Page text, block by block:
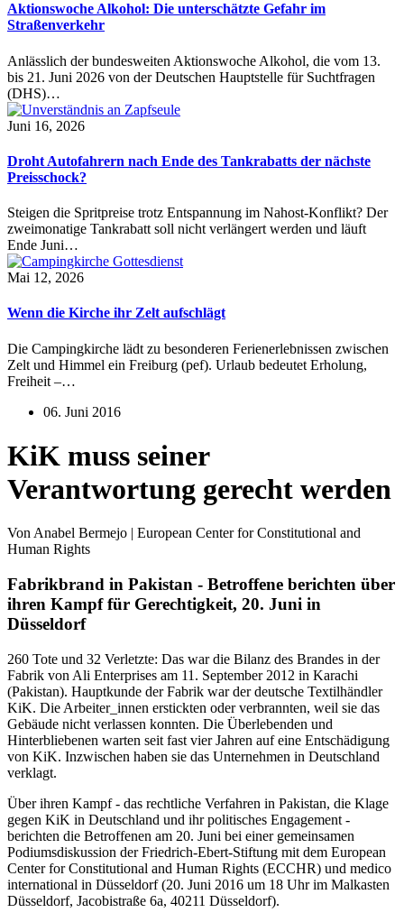
Aktionswoche Alkohol: Die unterschätzte Gefahr im
Straßenverkehr
Anlässlich der bundesweiten Aktionswoche Alkohol, die vom 13.
bis 21. Juni 2026 von der Deutschen Hauptstelle für Suchtfragen
(DHS)…
Juni 16, 2026
Droht Autofahrern nach Ende des Tankrabatts der nächste
Preisschock?
Steigen die Spritpreise trotz Entspannung im Nahost-Konflikt? Der
zweimonatige Tankrabatt soll nicht verlängert werden und läuft
Ende Juni…
Mai 12, 2026
Wenn die Kirche ihr Zelt aufschlägt
Die Campingkirche lädt zu besonderen Ferienerlebnissen zwischen
Zelt und Himmel ein Freiburg (pef). Urlaub bedeutet Erholung,
Freiheit –…
06. Juni 2016
KiK muss seiner
Verantwortung gerecht werden
Von Anabel Bermejo | European Center for Constitutional and
Human Rights
Fabrikbrand in Pakistan - Betroffene berichten über
ihren Kampf für Gerechtigkeit, 20. Juni in
Düsseldorf
260 Tote und 32 Verletzte: Das war die Bilanz des Brandes in der
Fabrik von Ali Enterprises am 11. September 2012 in Karachi
(Pakistan). Hauptkunde der Fabrik war der deutsche Textilhändler
KiK. Die Arbeiter_innen erstickten oder verbrannten, weil sie das
Gebäude nicht verlassen konnten. Die Überlebenden und
Hinterbliebenen warten seit fast vier Jahren auf eine Entschädigung
von KiK. Inzwischen haben sie das Unternehmen in Deutschland
verklagt.
Über ihren Kampf - das rechtliche Verfahren in Pakistan, die Klage
gegen KiK in Deutschland und ihr politisches Engagement -
berichten die Betroffenen am 20. Juni bei einer gemeinsamen
Podiumsdiskussion der Friedrich-Ebert-Stiftung mit dem European
Center for Constitutional and Human Rights (ECCHR) und medico
international in Düsseldorf (20. Juni 2016 um 18 Uhr im Malkasten
Düsseldorf, Jacobistraße 6a, 40211 Düsseldorf).